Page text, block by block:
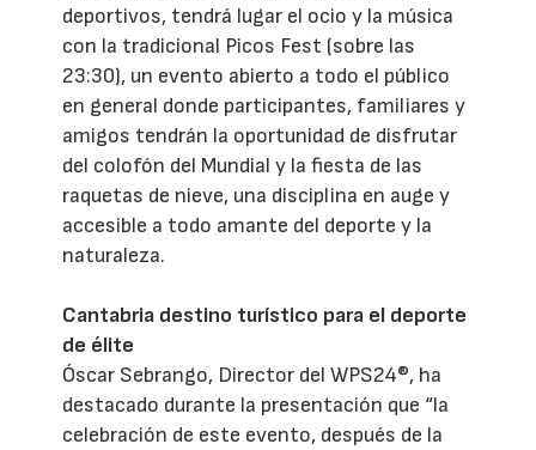
deportivos, tendrá lugar el ocio y la música
con la tradicional Picos Fest (sobre las
23:30), un evento abierto a todo el público
en general donde participantes, familiares y
amigos tendrán la oportunidad de disfrutar
del colofón del Mundial y la fiesta de las
raquetas de nieve, una disciplina en auge y
accesible a todo amante del deporte y la
naturaleza.
Cantabria destino turístico para el deporte
de élite
Óscar Sebrango, Director del WPS24®, ha
destacado durante la presentación que “la
celebración de este evento, después de la